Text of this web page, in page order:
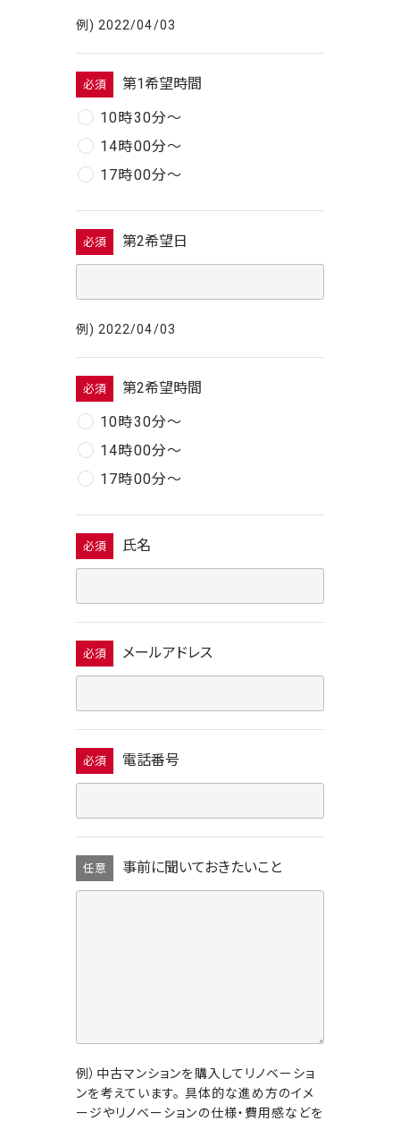
例) 2022/04/03
必須
第1希望時間
10時30分〜
14時00分〜
17時00分〜
必須 第2希望日
例) 2022/04/03
必須
第2希望時間
10時30分〜
14時00分〜
17時00分〜
必須 氏名
必須 メールアドレス
必須 電話番号
任意 事前に聞いておきたいこと
例）中古マンションを購入してリノベーショ
ンを考えています。 具体的な進め方のイメ
ージやリノベーションの仕様・費用感などを